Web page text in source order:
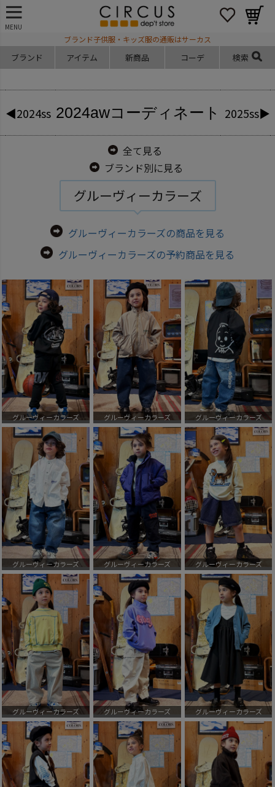
MENU
ブランド子供服・キッズ服の通販はサーカス
ブランド アイテム 新商品 コーデ 検索
◀2024ss 2024awコーディネート 2025ss▶
全て見る
ブランド別に見る
グルーヴィーカラーズ
グルーヴィーカラーズの商品を見る
グルーヴィーカラーズの予約商品を見る
グルーヴィーカラーズ グルーヴィーカラーズ グルーヴィーカラーズ
グルーヴィーカラーズ グルーヴィーカラーズ グルーヴィーカラーズ
グルーヴィーカラーズ グルーヴィーカラーズ グルーヴィーカラーズ